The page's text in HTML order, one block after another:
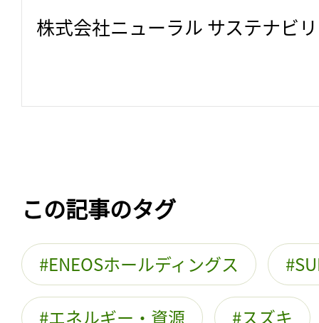
株式会社ニューラル サステナビ
この記事のタグ
ENEOSホールディングス
エネルギー・資源 スズキ